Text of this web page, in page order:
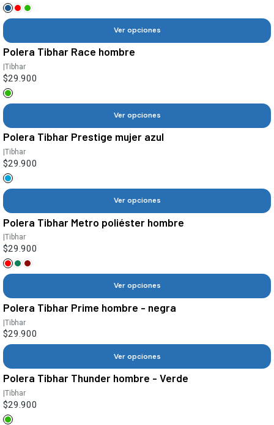
Ver opciones
Polera Tibhar Race hombre
|Tibhar
$29.900
Ver opciones
Polera Tibhar Prestige mujer azul
|Tibhar
$29.900
Ver opciones
Polera Tibhar Metro poliéster hombre
|Tibhar
$29.900
Ver opciones
Polera Tibhar Prime hombre - negra
|Tibhar
$29.900
Ver opciones
Polera Tibhar Thunder hombre - Verde
|Tibhar
$29.900